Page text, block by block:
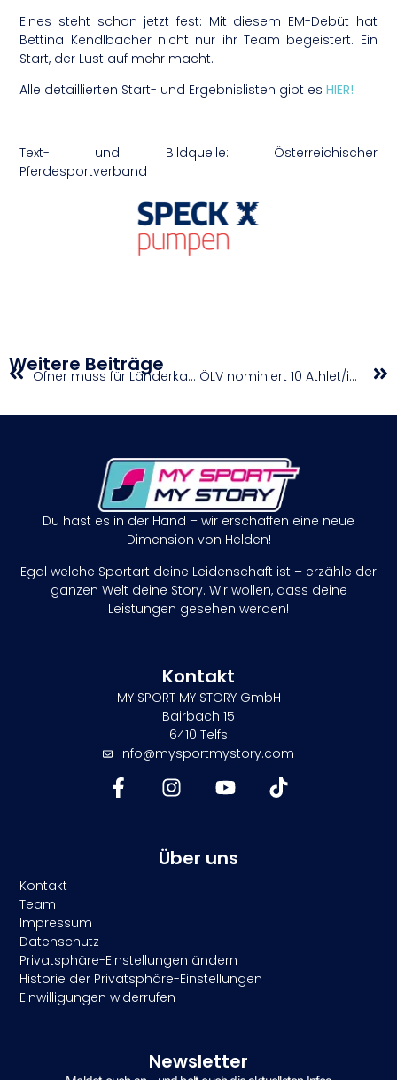
Eines steht schon jetzt fest: Mit diesem EM-Debüt hat
Bettina Kendlbacher nicht nur ihr Team begeistert. Ein
Start, der Lust auf mehr macht.
Alle detaillierten Start- und Ergebnislisten gibt esHIER!
Text- und Bildquelle: Österreichischer
Pferdesportverband
Weitere Beiträge Ofner muss für Länderkampf in Ungarn absagen ÖLV nominiert 10 Athlet/innen für die WM in Tokyo
Du hast es in der Hand – wir erschaffen eine neue
Dimension von Helden!
Egal welche Sportart deine Leidenschaft ist – erzähle der
ganzen Welt deine Story. Wir wollen, dass deine
Leistungen gesehen werden!
Kontakt
MY SPORT MY STORY GmbH
Bairbach 15
6410 Telfs
info@mysportmystory.com
Über uns
Kontakt
Team
Impressum
Datenschutz
Privatsphäre-Einstellungen ändern
Historie der Privatsphäre-Einstellungen
Einwilligungen widerrufen
Newsletter